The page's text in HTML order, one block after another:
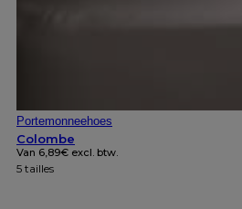
Portemonneehoes
Colombe
Van 6,89€ excl. btw.
5 tailles